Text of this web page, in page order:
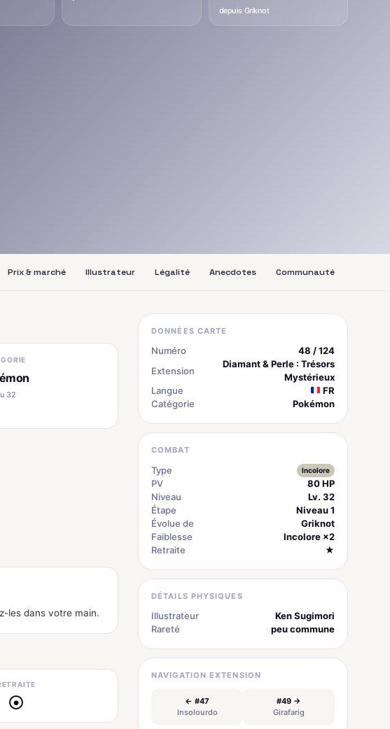
depuis Griknot
Prix & marché Illustrateur Légalité Anecdotes Communauté
32
les dans votre main.
●
DONNÉES CARTE
Numéro
48 / 124
Extension
Diamant & Perle : Trésors
Mystérieux
Langue
FR
Catégorie
Pokémon
COMBAT
Type Incolore
PV
80 HP
Niveau
Lv. 32
Étape
Niveau 1
Évolue de
Griknot
Faiblesse
Incolore ×2
Retraite
★
DÉTAILS PHYSIQUES
Illustrateur
Ken Sugimori
Rareté
peu commune
NAVIGATION EXTENSION
← #47
Insolourdo
#49 →
Girafarig